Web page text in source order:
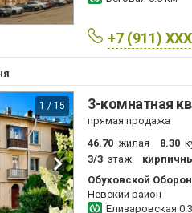
+7 (911)
1 / 15 3-комнатная
прямая продажа
46.70 жилая 8.30
3/3 этаж
Обуховской
Невский район
Елизаровская